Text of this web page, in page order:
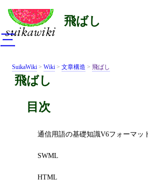
飛ばし
SuikaWiki > Wiki > 文章構造 > 飛ばし
飛ばし
目次
通信用語の基礎知識V6フォーマッ
SWML
HTML
三